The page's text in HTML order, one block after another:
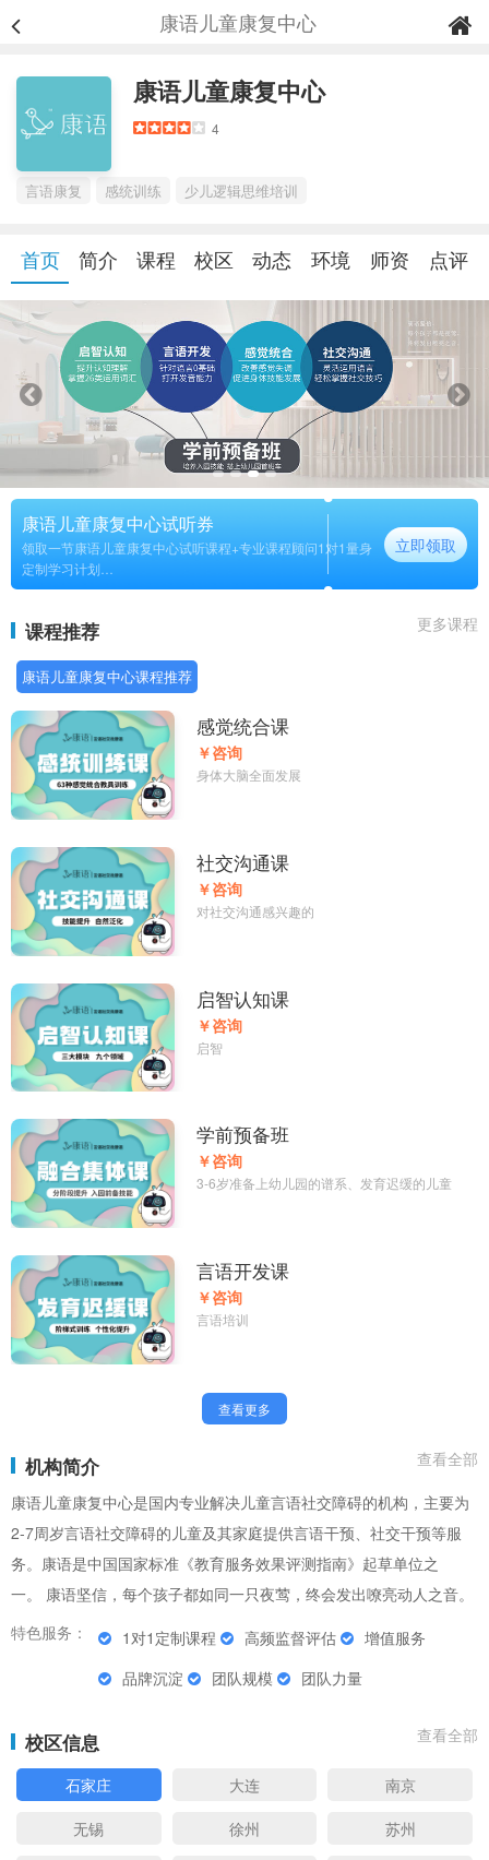
康语儿童康复中心
康语儿童康复中心
4
言语康复 感统训练 少儿逻辑思维培训
首页 简介 课程 校区 动态 环境 师资 点评
康语儿童康复中心试听券
领取一节康语儿童康复中心试听课程+专业课程顾问1对1量身
定制学习计划
长期
立即领取
课程推荐 更多课程
康语儿童康复中心课程推荐
感觉统合课
￥咨询
身体大脑全面发展
社交沟通课
￥咨询
对社交沟通感兴趣的
启智认知课
￥咨询
启智
学前预备班
￥咨询
3-6岁准备上幼儿园的谱系、发育迟缓的儿童
言语开发课
￥咨询
言语培训
查看更多
机构简介
查看全部
康语儿童康复中心是国内专业解决儿童言语社交障碍的机构，主要为
2-7周岁言语社交障碍的儿童及其家庭提供言语干预、社交干预等服
务。康语是中国国家标准《教育服务效果评测指南》起草单位之
一。 康语坚信，每个孩子都如同一只夜莺，终会发出嘹亮动人之音。
特色服务：
1对1定制课程 高频监督评估
增值服务
品牌沉淀
团队规模 团队力量
校区信息 查看全部
石家庄 大连
南京
无锡
徐州
苏州